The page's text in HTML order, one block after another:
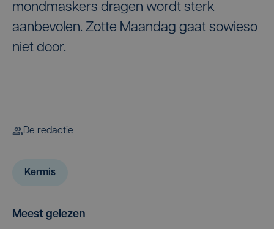
mondmaskers dragen wordt sterk
aanbevolen. Zotte Maandag gaat sowieso
niet door.
De redactie
Kermis
Meest gelezen